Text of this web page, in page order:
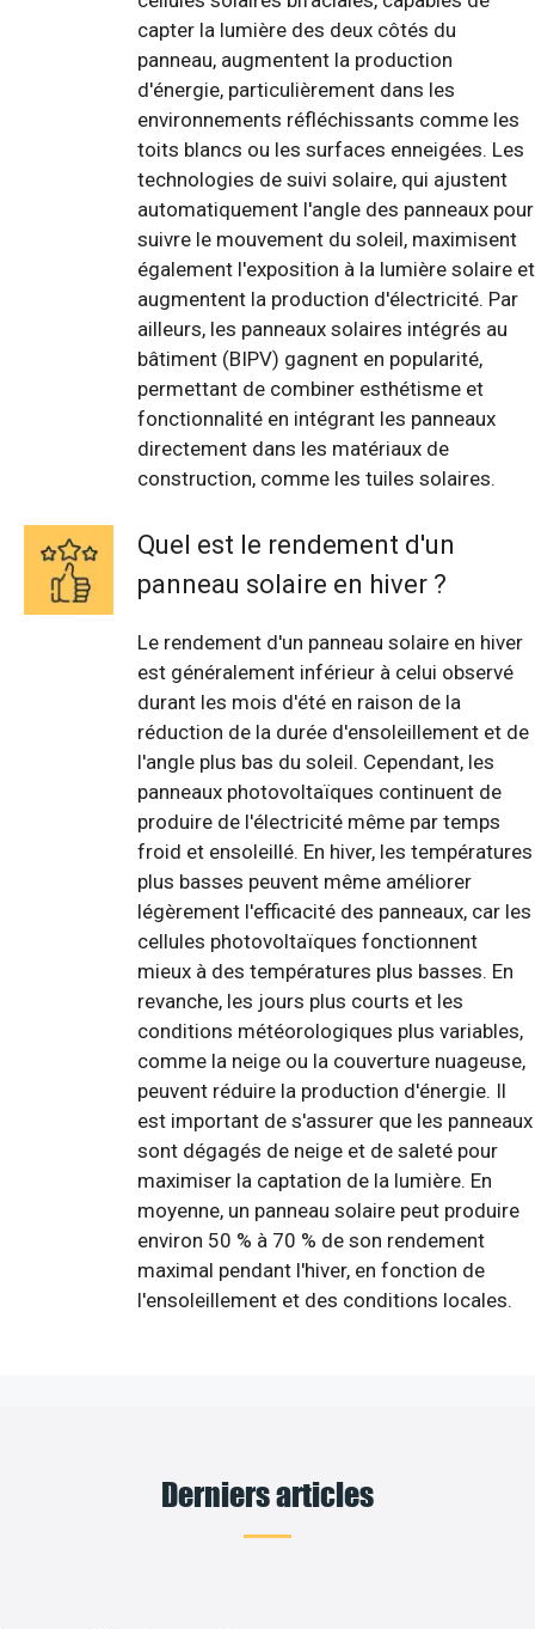
capter la lumière des deux côtés du
panneau, augmentent la production
d'énergie, particulièrement dans les
environnements réfléchissants comme les
toits blancs ou les surfaces enneigées. Les
technologies de suivi solaire, qui ajustent
automatiquement l'angle des panneaux pour
suivre le mouvement du soleil, maximisent
également l'exposition à la lumière solaire et
augmentent la production d'électricité. Par
ailleurs, les panneaux solaires intégrés au
bâtiment (BIPV) gagnent en popularité,
permettant de combiner esthétisme et
fonctionnalité en intégrant les panneaux
directement dans les matériaux de
construction, comme les tuiles solaires.
Quel est le rendement d'un
panneau solaire en hiver ?
Le rendement d'un panneau solaire en hiver
est généralement inférieur à celui observé
durant les mois d'été en raison de la
réduction de la durée d'ensoleillement et de
l'angle plus bas du soleil. Cependant, les
panneaux photovoltaïques continuent de
produire de l'électricité même par temps
froid et ensoleillé. En hiver, les températures
plus basses peuvent même améliorer
légèrement l'efficacité des panneaux, car les
cellules photovoltaïques fonctionnent
mieux à des températures plus basses. En
revanche, les jours plus courts et les
conditions météorologiques plus variables,
comme la neige ou la couverture nuageuse,
peuvent réduire la production d'énergie. Il
est important de s'assurer que les panneaux
sont dégagés de neige et de saleté pour
maximiser la captation de la lumière. En
moyenne, un panneau solaire peut produire
environ 50 % à 70 % de son rendement
maximal pendant l'hiver, en fonction de
l'ensoleillement et des conditions locales.
Derniers articles